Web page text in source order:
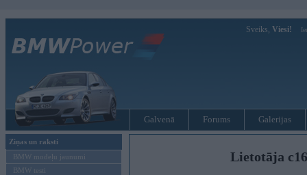
Sveiks, Viesi!
Galvenā Forums Galerijas
Ziņas un raksti
BMW modeļu jaunumi
BMW testi
Lietotāja